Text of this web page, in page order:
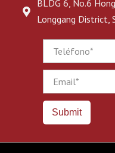
BLDG 6, No.6
Longgang District,
Submit